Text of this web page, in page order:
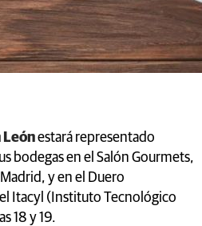
Leónestará representado
bodegas en el Salón Gourmets,
y en el Duero
Itacyl (Instituto Tecnológico
18 y 19.